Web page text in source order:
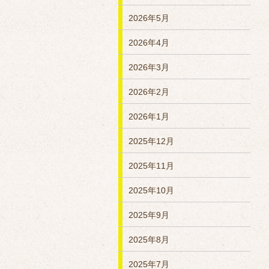
2026年5月
2026年4月
2026年3月
2026年2月
2026年1月
2025年12月
2025年11月
2025年10月
2025年9月
2025年8月
2025年7月